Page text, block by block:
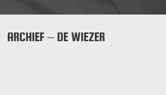
ARCHIEF – DE WIEZER